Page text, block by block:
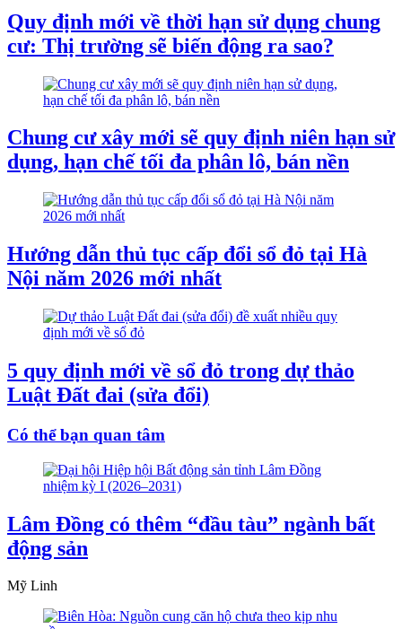
Quy định mới về thời hạn sử dụng chung
cư: Thị trường sẽ biến động ra sao?
Chung cư xây mới sẽ quy định niên hạn sử
dụng, hạn chế tối đa phân lô, bán nền
Hướng dẫn thủ tục cấp đổi sổ đỏ tại Hà
Nội năm 2026 mới nhất
5 quy định mới về sổ đỏ trong dự thảo
Luật Đất đai (sửa đổi)
Có thể bạn quan tâm
Lâm Đồng có thêm “đầu tàu” ngành bất
động sản
Mỹ Linh